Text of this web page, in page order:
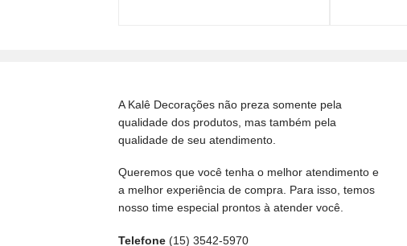
A Kalê Decorações não preza somente pela
qualidade dos produtos, mas também pela
qualidade de seu atendimento.
Queremos que você tenha o melhor atendimento e
a melhor experiência de compra. Para isso, temos
nosso time especial prontos à atender você.
Telefone (15) 3542-5970